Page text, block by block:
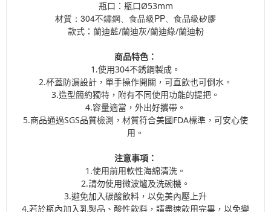
瓶口： 瓶口Ø53mm
材質：304不鏽鋼、食品級PP、食品級矽膠
款式：蘭迪藍/蘭迪灰/蘭迪綠/蘭迪粉
商品特色：
1.使用304不銹鋼製成。
2.杯蓋防漏設計，單手操作開關，可直飲也可倒水。
3.造型簡約獨特，附有不同使用功能的提把。
4.容量適當，外出好攜帶。
5.商品通過SGS品質檢測，材質符合美國FDA標準，可安心使
用。
注意事項：
1.使用前用軟性海綿清洗。
2.請勿使用微波爐及洗碗機。
3.避免加入碳酸飲料，以免美內壓上升
4.若於瓶內加入乳製品、酸性飲料，請盡速飲用完畢，以免變